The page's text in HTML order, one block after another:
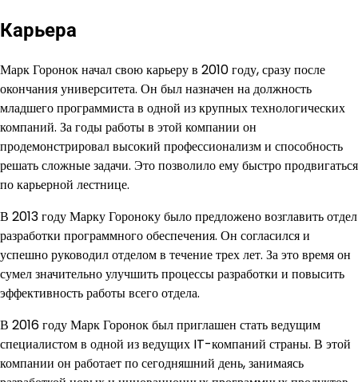
Карьера
Марк Горонок начал свою карьеру в 2010 году, сразу после
окончания университета. Он был назначен на должность
младшего программиста в одной из крупных технологических
компаний. За годы работы в этой компании он
продемонстрировал высокий профессионализм и способность
решать сложные задачи. Это позволило ему быстро продвигаться
по карьерной лестнице.
В 2013 году Марку Гороноку было предложено возглавить отдел
разработки программного обеспечения. Он согласился и
успешно руководил отделом в течение трех лет. За это время он
сумел значительно улучшить процессы разработки и повысить
эффективность работы всего отдела.
В 2016 году Марк Горонок был приглашен стать ведущим
специалистом в одной из ведущих IT-компаний страны. В этой
компании он работает по сегодняшний день, занимаясь